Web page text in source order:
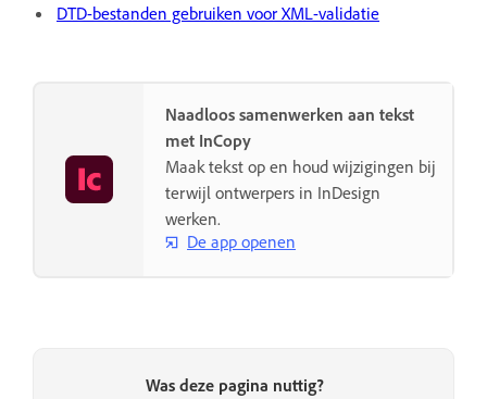
DTD-bestanden gebruiken voor XML-validatie
Naadloos samenwerken aan tekst
met InCopy
Maak tekst op en houd wijzigingen bij
terwijl ontwerpers in InDesign
werken.
De app openen
Was deze pagina nuttig?